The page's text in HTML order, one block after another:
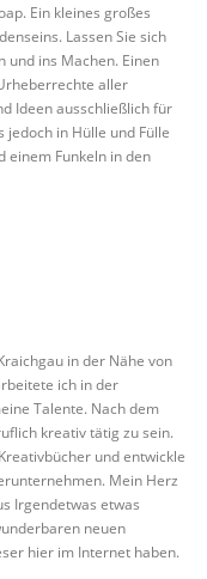
Ein kleines großes
Lassen Sie sich
und ins Machen. Einen
aller
Ideen ausschließlich für
in Hülle und Fülle
einem Funkeln in den
in der Nähe von
ich in der
Talente. Nach dem
kreativ tätig zu sein.
und entwickle
Mein Herz
Irgendetwas etwas
neuen
hier im Internet haben.